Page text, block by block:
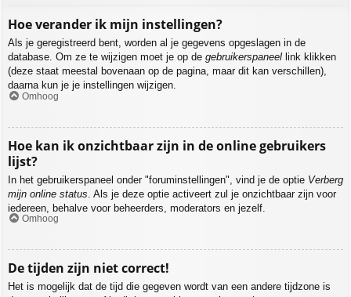
Hoe verander ik mijn instellingen?
Als je geregistreerd bent, worden al je gegevens opgeslagen in de
database. Om ze te wijzigen moet je op de gebruikerspaneel link klikken
(deze staat meestal bovenaan op de pagina, maar dit kan verschillen),
daarna kun je je instellingen wijzigen.
Omhoog
Hoe kan ik onzichtbaar zijn in de online gebruikers
lijst?
In het gebruikerspaneel onder "foruminstellingen", vind je de optie Verberg
mijn online status . Als je deze optie activeert zul je onzichtbaar zijn voor
iedereen, behalve voor beheerders, moderators en jezelf.
Omhoog
De tijden zijn niet correct!
Het is mogelijk dat de tijd die gegeven wordt van een andere tijdzone is